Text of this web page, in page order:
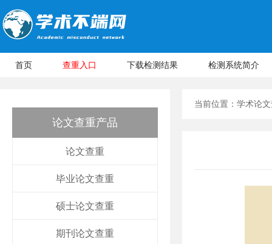
首页 查重入口 下载检测结果 检测系统简介
论文查重产品
论文查重
毕业论文查重
硕士论文查重
期刊论文查重
当前位置： 学术论